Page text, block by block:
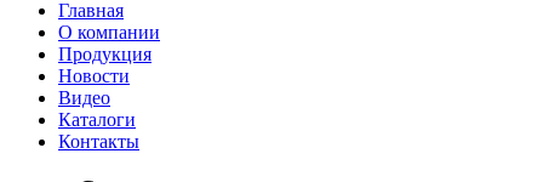
Главная
О компании
Продукция
Новости
Видео
Каталоги
Контакты